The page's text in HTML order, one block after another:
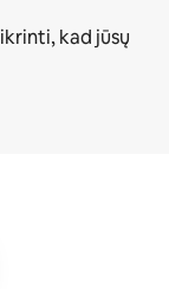
kad jūsų